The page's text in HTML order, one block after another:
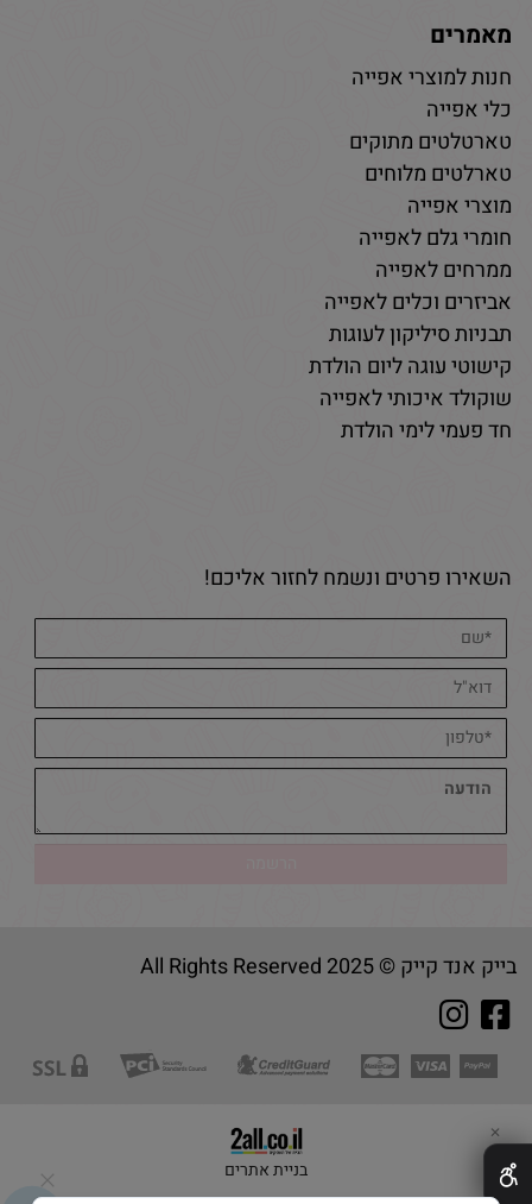
מאמרים
חנות למוצרי אפייה
כלי אפייה
טארטלטים מתוקים
טארלטים מלוחים
מוצרי אפייה
חומרי גלם לאפייה
ממרחים לאפייה
אביזרים וכלים לאפייה
תבניות סיליקון לעוגות
קישוטי עוגה ליום הולדת
שוקולד איכותי לאפייה
חד פעמי לימי הולדת
השאירו פרטים ונשמח לחזור אליכם!
בייק אנד קייק © 2025 All Rights Reserved
בניית אתרים
✕